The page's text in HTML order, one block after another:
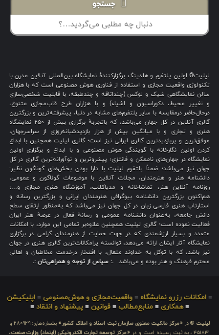
جستجو
لیلیت® اولین پلتفرم و هلدینگ برگزارکنندهٔ نمایشگاه بین‌المللی آنلاین مدرن با
تکنولوژی واقعیت مجازی و استفاده از فناوری هوش مصنوعی است که با هزاران
سالن نمایشگاهی شیک و لوکس (چنداتاقه و چندطبقه، با قابلیت شخصی‌سازی
و تغییر محیط، دکوراسیون و اشیاء) و با هزاران طرح قاب‌مجازی متنوع،
درحال‌حاضر درمقایسه با سایر پلتفرم‌های مشابه در دنیا، پیشرفته‌ترین و بزرگترین
گالری آنلاین در کل جهان می‌باشد، که باتجربهٔ برگزاری بیش از ۲۵۰ نمایشگاه
هنری و تجاری و با میانگین بیش از هزار بازدیدشبانه‌روزی از سراسرجهان،
موفق‌ترین و پربازدیدترین گالری ایرانی نیز است؛ گالری لیلیت همچنین با ابداع
کردن اولین نگارخانه با گویندگی هوش مصنوعی و با ابداع و برگزاری اولین
نمایشگاه در جهان‌های ناممکن و فانتزی؛ پیشروترین و نوآورانه‌ترین گالری در کل
جهان نیز می‌باشد؛ ضمناً پلتفرم لیلیت با دارا بودن بخش‌های گوناگون نظیر:
دانشنامه هنر و هنرمندان، مجلات آنلاین با موضوعات گوناگون و عمومی،
روزنامه آنلاین هنر، تماشاخانه و مدیاکلاب، آموزشگاه هنری مجازی و…؛
هم‌اکنون بزرگترین دانشنامه بیوگرافی هنرمندان ایرانی و بزرگترین رسانه و
استارتاپ هنری فارسی زبان در کل جهان نیز می‌باشد که به‌منظور ارتقای سطح
دانش جامعه، به‌عنوان دانشنامه عمومی و رسانهٔ فعال در عرصهٔ هنر ایران
فعالیت نموده است؛ گالری لیلیت همچنین علاوه‌بر تمامی این موارد، با امکانات
متعدد و بسیار ارزشمندی که در جهت حمایت از هنرمندان گرامی در برگزاری
نمایشگاه آثار ایشان ارائه می‌دهد، توانسته پرامکانات‌ترین گالری هنری در جهان
نیز باشد، که با توکل به خداوند متعال، با افتخار درخدمت مخاطبان و اهالی
محترم فرهنگ و هنر بوده و می‌باشد. .: سپاس از توجه و همراهی‌تان :.
≡ امکانات رزرو نمایشگاه ≡ واقعیت‌مجازی و هوش‌مصنوعی ≡ اپلیکیشن
≡همکاری ≡منابع‌مطالب ≡قوانین ≡پیشنهاد و انتقاد ≡
لیلیت ® در «مرکز مالکیت معنوی سازمان ثبت اسناد و املاک کشور»
بشماره‌های: ۲۸۰۹۲۹ و
۴۵۱۸۴۱ ، به ثبت رسیده است و در
«مرکز توسعه تجارت الکترونیکی (اینماد) وزارت صنعت،